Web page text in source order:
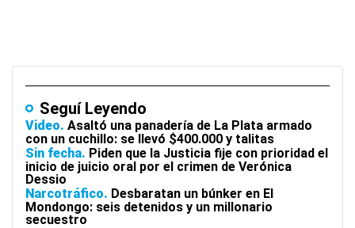
Seguí Leyendo
Video Asaltó una panadería de La Plata armado
con un cuchillo: se llevó $400.000 y talitas
Sin fecha Piden que la Justicia fije con prioridad el
inicio de juicio oral por el crimen de Verónica
Dessio
Narcotráfico Desbaratan un búnker en El
Mondongo: seis detenidos y un millonario
secuestro